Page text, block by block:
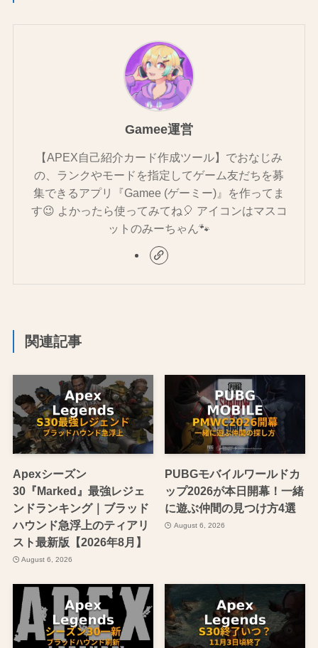
Gamee運営
【APEX自己紹介カード作成ツール】でおなじみ
の、ランクやモードを指定してゲーム友だちを募
集できるアプリ『Gamee (ゲーミー)』を作ってま
す😉 よかったら使ってみてね🎈 アイコンはマスコ
ットのみーちゃん🐾
関連記事
Apexシーズン
30『Marked』最強レジェ
ンドランキング｜ブラッド
ハウンド急浮上のティアリ
スト最新版【2026年8月】
August 6, 2026
PUBGモバイルワールドカ
ップ2026が本日開幕！一緒
に遊ぶ仲間の見つけ方4選
August 6, 2026